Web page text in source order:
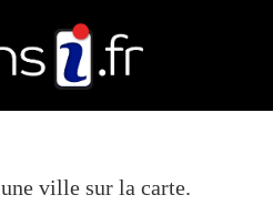
ville sur la carte.